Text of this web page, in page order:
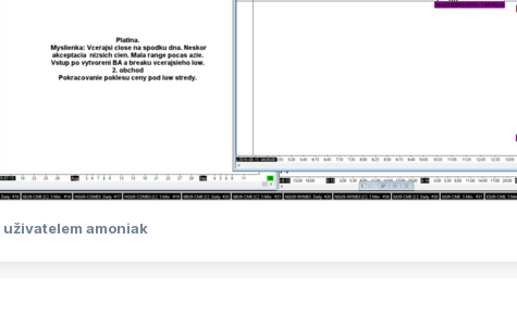
uživatelem amoniak